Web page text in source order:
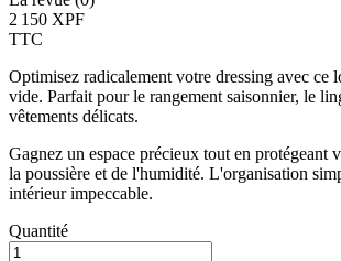
2 150 XPF
TTC
Optimisez radicalement votre dressing avec ce
vide. Parfait pour le rangement saisonnier, le
vêtements délicats.
Gagnez un espace précieux tout en protégeant
la poussière et de l'humidité. L'organisation
intérieur impeccable.
Quantité